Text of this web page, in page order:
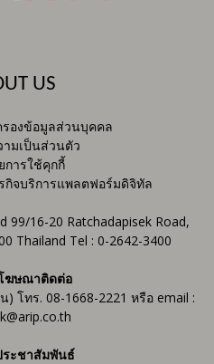
US
องข้อมูลส่วนบุคคล
มเป็นส่วนตัว
การใช้คุกกี้
กิจบริการแพลตฟอร์มดิจิทัล
99/16-20 Ratchadapisek Road,
Thailand Tel : 0-2642-3400
ฆษณาติดต่อ
ทร. 08-1668-2221 หรือ email :
ระชาสัมพันธ์